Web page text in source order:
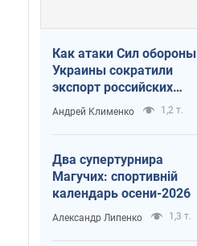
Как атаки Сил обороны
Украины сократили
экспорт российских
нефтепродуктов
Андрей Клименко 1,2 т.
Два супертурнира
Магучих: спортивній
календарь осени-2026
Александр Липенко 1,3 т.